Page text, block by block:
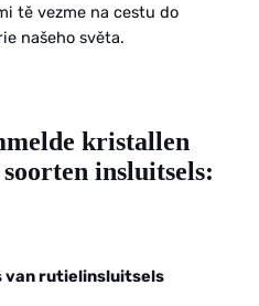
tě vezme na cestu do
našeho světa.
kristallen
insluitsels:
van rutielinsluitsels